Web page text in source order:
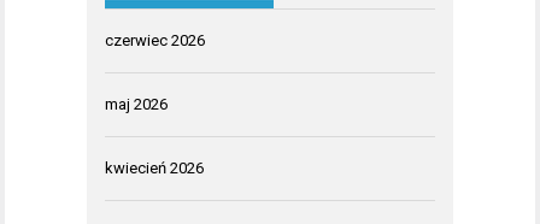
czerwiec 2026
maj 2026
kwiecień 2026